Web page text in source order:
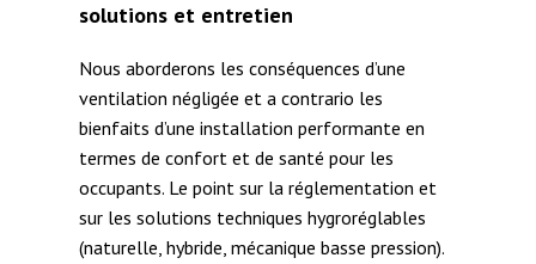
solutions et entretien
Nous aborderons les conséquences d’une
ventilation négligée et a contrario les
bienfaits d’une installation performante en
termes de confort et de santé pour les
occupants. Le point sur la réglementation et
sur les solutions techniques hygroréglables
(naturelle, hybride, mécanique basse pression).